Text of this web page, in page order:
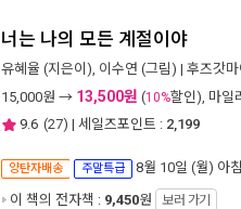
너는 나의 모든 계절이야
유혜율 (지은이), 이수연 (그림) | 후즈갓마
15,000원 → 13,500원 (10%할인), 마일
9.6 (27) | 세일즈포인트 : 2,199
양탄자배송 주말특급 8월 10일 (월) 아
이 책의 전자책 : 9,450원 보러 가기